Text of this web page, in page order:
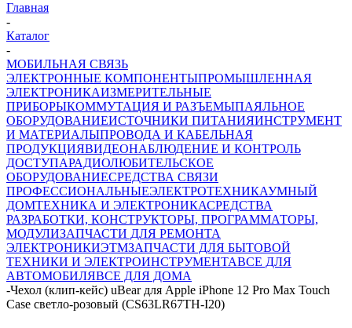
Главная
-
Каталог
-
МОБИЛЬНАЯ СВЯЗЬ
ЭЛЕКТРОННЫЕ КОМПОНЕНТЫПРОМЫШЛЕННАЯ
ЭЛЕКТРОНИКАИЗМЕРИТЕЛЬНЫЕ
ПРИБОРЫКОММУТАЦИЯ И РАЗЪЕМЫПАЯЛЬНОЕ
ОБОРУДОВАНИЕИСТОЧНИКИ ПИТАНИЯИНСТРУМЕНТ
И МАТЕРИАЛЫПРОВОДА И КАБЕЛЬНАЯ
ПРОДУКЦИЯВИДЕОНАБЛЮДЕНИЕ И КОНТРОЛЬ
ДОСТУПАРАДИОЛЮБИТЕЛЬСКОЕ
ОБОРУДОВАНИЕСРЕДСТВА СВЯЗИ
ПРОФЕССИОНАЛЬНЫЕЭЛЕКТРОТЕХНИКАУМНЫЙ
ДОМТЕХНИКА И ЭЛЕКТРОНИКАСРЕДСТВА
РАЗРАБОТКИ, КОНСТРУКТОРЫ, ПРОГРАММАТОРЫ,
МОДУЛИЗАПЧАСТИ ДЛЯ РЕМОНТА
ЭЛЕКТРОНИКИЭТМЗАПЧАСТИ ДЛЯ БЫТОВОЙ
ТЕХНИКИ И ЭЛЕКТРОИНСТРУМЕНТАВСЕ ДЛЯ
АВТОМОБИЛЯВСЕ ДЛЯ ДОМА
-Чехол (клип-кейс) uBear для Apple iPhone 12 Pro Max Touch
Case светло-розовый (CS63LR67TH-I20)